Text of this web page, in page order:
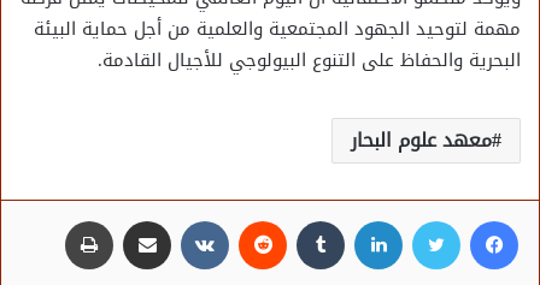
مهمة لتوحيد الجهود المجتمعية والعلمية من أجل حماية البيئة
البحرية والحفاظ على التنوع البيولوجي للأجيال القادمة.
معهد علوم البحار
فيسبوك تويتر لينكدإن مشاركة عبر البريد